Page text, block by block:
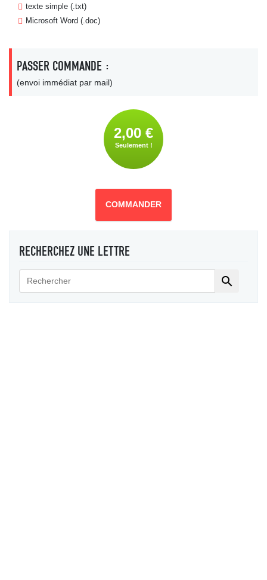
texte simple (.txt)
Microsoft Word (.doc)
PASSER COMMANDE :
(envoi immédiat par mail)
2,00 €
Seulement !
COMMANDER
RECHERCHEZ UNE LETTRE
